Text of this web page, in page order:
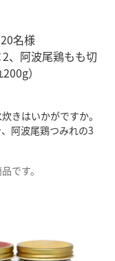
名様
、阿波尾鶏もも切
）
きはいかがですか。
阿波尾鶏つみれの3
です。